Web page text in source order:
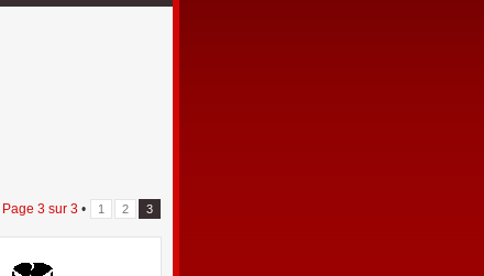
Page 3 sur 3 • 1 2 3